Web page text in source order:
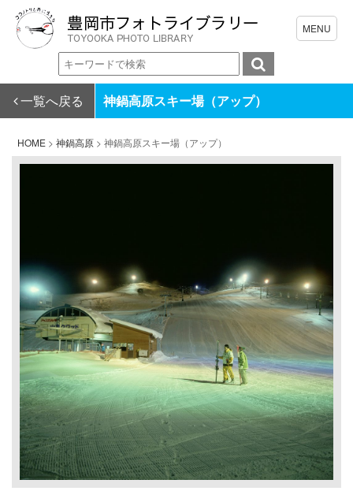
一覧へ戻る 神鍋高原スキー場（アップ）
HOME > 神鍋高原 > 神鍋高原スキー場（アップ）